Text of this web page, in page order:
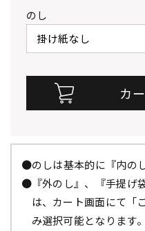
のし
●のしは基本的に『内の
●『外のし』、『手提げ
は、カート画面にて「
み選択可能となります